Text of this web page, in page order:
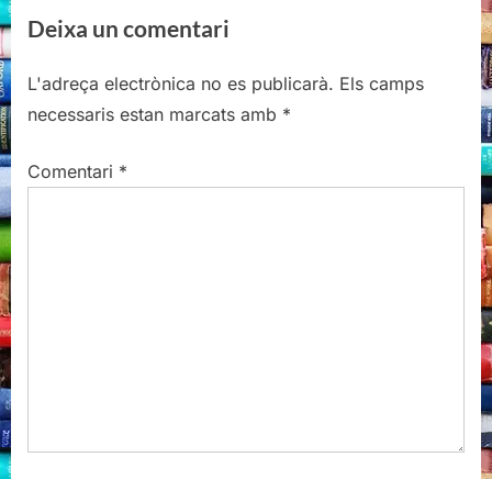
i
u
s
o
x
P
o
t
Deixa un comentari
L'adreça electrònica no es publicarà. Els camps
necessaris estan marcats amb *
Comentari *